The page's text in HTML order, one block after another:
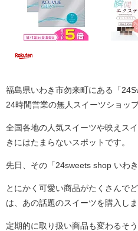
福島県いわき市勿来町にある「
24時間営業の無人スイーツショップ
全国各地の人気スイーツや映えス
きにはたまらないスポットです。
先日、その「24sweets shop いわ
とにかく可愛い商品がたくさんで
は、あの話題のスイーツを購入しま
定期的に取り扱い商品も変わるそ